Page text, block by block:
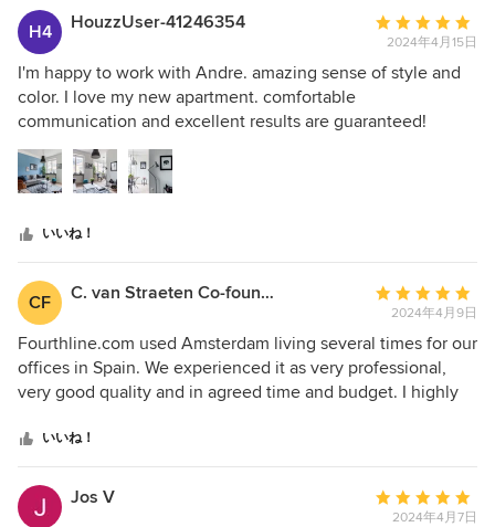
星
5
H4 HouzzUser-41246354
平
均
評
5
2024年4月15日
I'm happy to work with Andre. amazing sense of style and
color. I love my new apartment. comfortable
communication and excellent results are guaranteed!
いいね！
CF C. van Straeten Co-founder Fourthline
平
均
評
価：
5
中
星
5
2024年4月9日
Fourthline.com used Amsterdam living several times for our
offices in Spain. We experienced it as very professional,
very good quality and in agreed time and budget. I highly
いいね！
Jos V
平
2024年4月7日